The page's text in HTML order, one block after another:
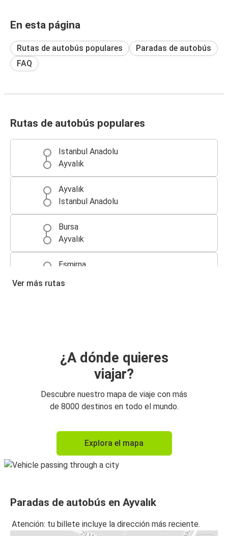
En esta página
Rutas de autobús populares
Paradas de autobús
FAQ
Rutas de autobús populares
Istanbul Anadolu
Ayvalık
Ayvalık
Istanbul Anadolu
Bursa
Ayvalık
Esmirna
Bursa
Ver más rutas
¿A dónde quieres
viajar?
Descubre nuestro mapa de viaje con más
de 8000 destinos en todo el mundo.
Explora el mapa
Paradas de autobús en Ayvalık
Atención: tu billete incluye la dirección más reciente.